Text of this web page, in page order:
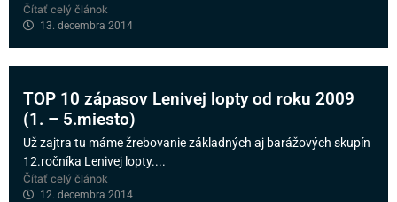
Čítať celý článok
13. decembra 2014
TOP 10 zápasov Lenivej lopty od roku 2009
(1. – 5.miesto)
Už zajtra tu máme žrebovanie základných aj barážových skupín
12.ročníka Lenivej lopty....
Čítať celý článok
12. decembra 2014